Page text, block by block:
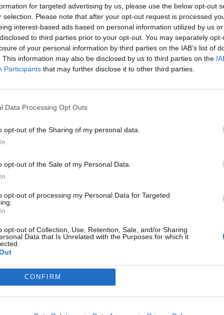
for targeted advertising by us, please use the below opt-out
selection. Please note that after your opt-out request is processed
interest-based ads based on personal information utilized by us
to third parties prior to your opt-out. You may separately
of your personal information by third parties on the IAB’s list of
This information may also be disclosed by us to third parties on the
Participants that may further disclose it to other third parties.
Data Processing Opt Outs
opt-out of the Sharing of my personal data.
opt-out of the Sale of my Personal Data.
opt-out of processing my Personal Data for Targeted
opt-out of Collection, Use, Retention, Sale, and/or Sharing
Data that Is Unrelated with the Purposes for which it
CONFIRM
0,1%
Margine netto
risulta beneficiaria di 2 aiuti o contributi pubblici per un
ai sensi della decisione SA. 62668 e
a seguito della crisi economica
mo
agenzia delle
– Open Data, licenza IODL 2.0. Dati aggiornati al 2026-07-02.
Limitata (2.805.843 euro) èsuperiore allamediana